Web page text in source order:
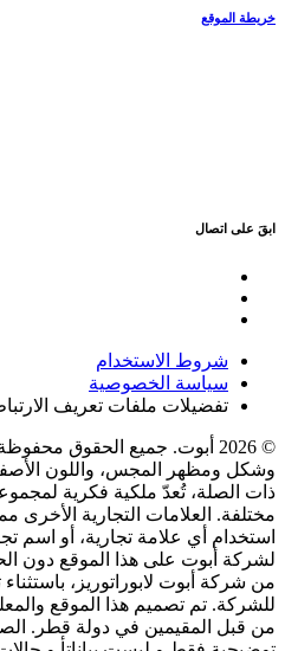
خريطة الموقع
ابقَ على اتصال
شروط الاستخدام
سياسة الخصوصية
تفضيلات ملفات تعريف
© 2026 أبوت. جميع الحقوق
وشكل ومظهر المجس، واللون
ذات الصلة، تُعدّ ملكية فكرية
مختلفة. العلامات التجارية الأخرى
استخدام أي علامة تجارية، أو اسم
لشركة أبوت على هذا الموقع دون
من شركة أبوت لابوراتوريز، باستثناء
للشركة. تم تصميم هذا الموقع
من قبل المقيمين في دولة قطر.